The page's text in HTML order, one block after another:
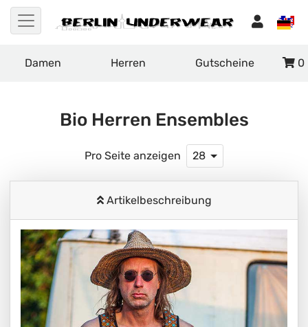
Damen Herren Gutscheine 0
Bio Herren Ensembles
Pro Seite anzeigen 28
Artikelbeschreibung